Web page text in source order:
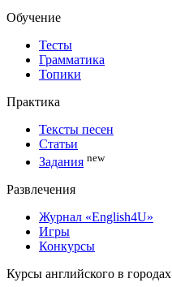
Обучение
Тесты
Грамматика
Топики
Практика
Тексты песен
Статьи
Задания new
Развлечения
Журнал «English4U»
Игры
Конкурсы
Курсы английского в городах